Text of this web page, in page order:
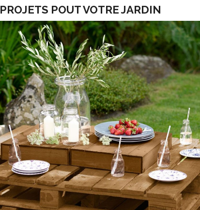
PROJETS POUT VOTRE JARDIN